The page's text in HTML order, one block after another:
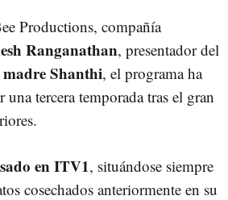
Productions, compañía
Ranganathan, presentador del
madre Shanthi, el programa ha
tercera temporada tras el gran
en ITV1, situándose siempre
cosechados anteriormente en su